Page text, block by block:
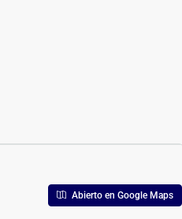
Abierto en Google Maps